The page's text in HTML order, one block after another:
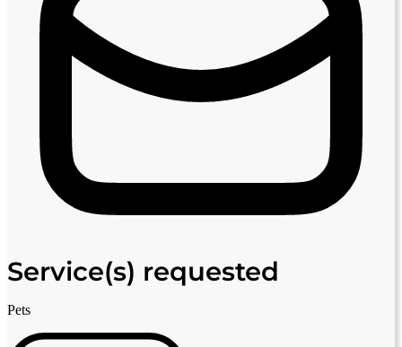
Service(s) requested
Pets